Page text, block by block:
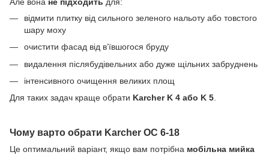
відмити плитку від сильного зеленого нальоту або товстого
шару моху
очистити фасад від в’ївшогося бруду
видалення післябудівельних або дуже щільних забруднень
інтенсивного очищення великих площ
Для таких задач краще обрати Karcher K 4 або K 5.
Чому варто обрати Karcher OC 6-18
Це оптимальний варіант, якщо вам потрібна мобільна мийка